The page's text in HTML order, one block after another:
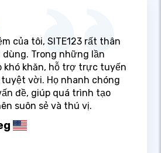
của tôi, SITE123 rất thân
Trong những lần
khó khăn, hỗ trợ trực tuyến
vời. Họ nhanh chóng
đề, giúp quá trình tạo
suôn sẻ và thú vị.